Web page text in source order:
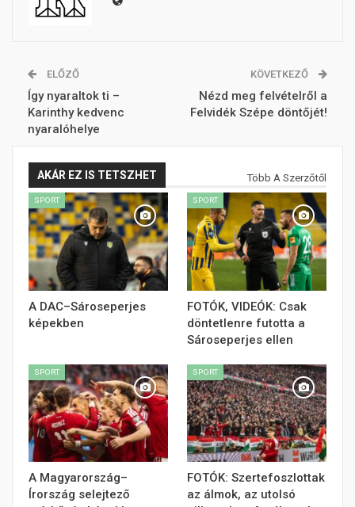
ELŐZŐ
Így nyaraltok ti –
Karinthy kedvenc
nyaralóhelye
KÖVETKEZŐ
Nézd meg felvételről a
Felvidék Szépe döntőjét!
AKÁR EZ IS TETSZHET Több A Szerzőtől
SPORT
A DAC–Sároseperjes
képekben
SPORT
FOTÓK, VIDEÓK: Csak
döntetlenre futotta a
Sároseperjes ellen
SPORT
A Magyarország–
Írország selejtező
SPORT
FOTÓK: Szertefoszlottak
az álmok, az utolsó